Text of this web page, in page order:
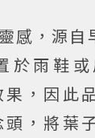
感，源自
於雨鞋
，因此
，將葉